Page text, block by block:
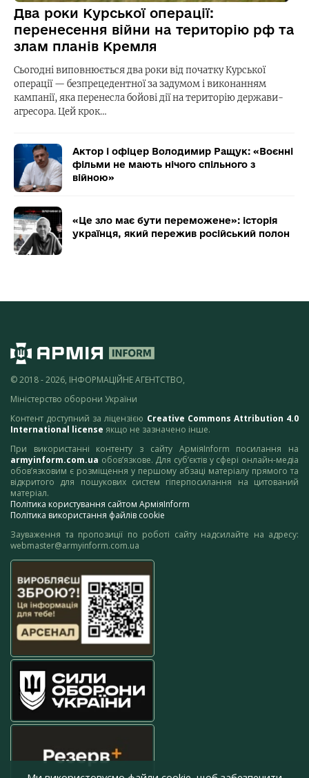
Два роки Курської операції:
перенесення війни на територію рф та
злам планів Кремля
Сьогодні виповнюється два роки від початку Курської
операції — безпрецедентної за задумом і виконанням
кампанії, яка перенесла бойові дії на територію держави-
агресора. Цей крок…
Актор і офіцер Володимир Ращук: «Воєнні
фільми не мають нічого спільного з
війною»
«Це зло має бути переможене»: історія
українця, який пережив російський полон
© 2018 - 2026, ІНФОРМАЦІЙНЕ АГЕНТСТВО,
Міністерство оборони України
Контент доступний за ліцензією Creative Commons Attribution 4.0
International license якщо не зазначено інше.
При використанні контенту з сайту АрміяInform посилання на
armyinform.com.ua обов’язкове. Для суб’єктів у сфері онлайн-медіа
обов’язковим є розміщення у першому абзаці матеріалу прямого та
відкритого для пошукових систем гіперпосилання на цитований
матеріал.
Політика користування сайтом АрміяInform
Політика використання файлів cookie
Зауваження та пропозиції по роботі сайту надсилайте на адресу:
webmaster@armyinform.com.ua